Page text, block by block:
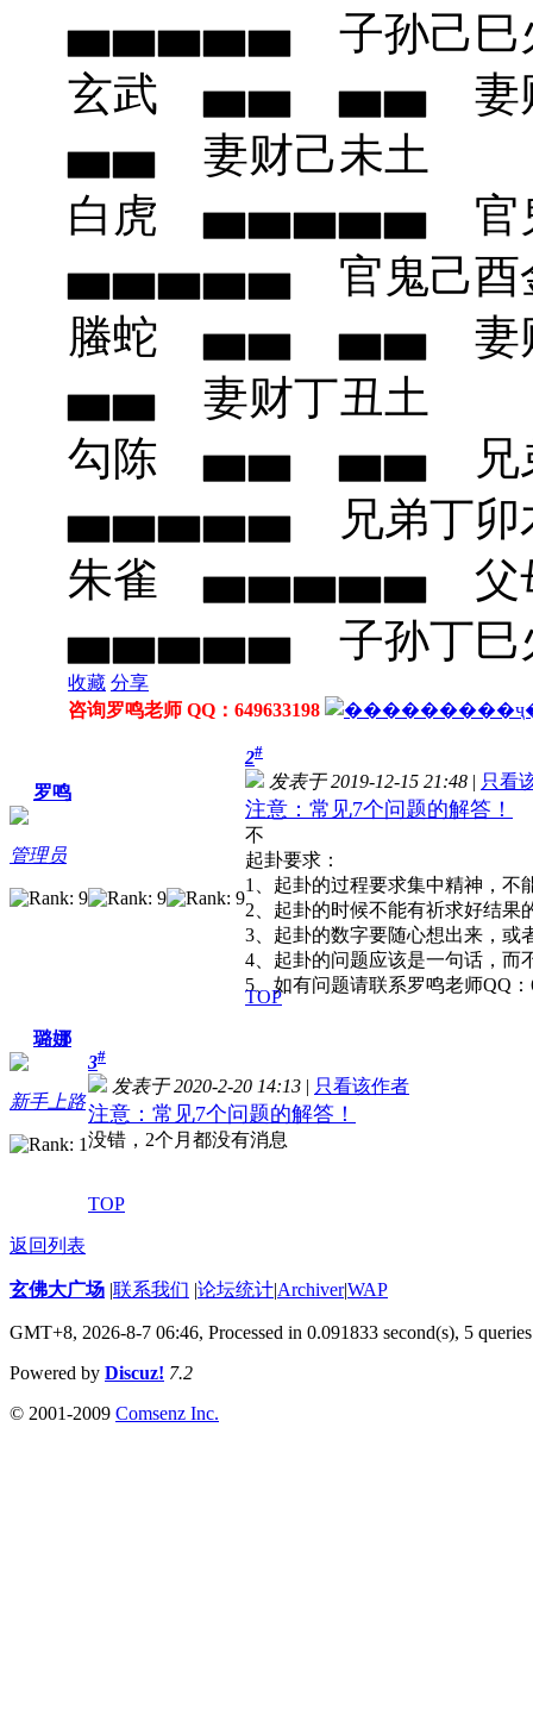
▅▅▅▅▅ 子孙己
玄武 ▅▅ ▅▅
▅▅ 妻财己未土
白虎 ▅▅▅▅▅
▅▅▅▅▅ 官鬼己酉
螣蛇 ▅▅ ▅▅
▅▅ 妻财丁丑土
勾陈 ▅▅ ▅▅ 兄
▅▅▅▅▅ 兄弟丁
朱雀 ▅▅▅▅▅
▅▅▅▅▅ 子孙丁巳
收藏 分享
咨询罗鸣老师 QQ：649633198
罗鸣
管理员
2#
发表于 2019-12-15 21:48 | 只看
注意：常见7个问题的解答！
不
起卦要求：
1、起卦的过程要求集中精神，不
2、起卦的时候不能有祈求好结果
3、起卦的数字要随心想出来，或
4、起卦的问题应该是一句话，而
5、如有问题请联系罗鸣老师QQ：
TOP
璐娜
新手上路
3#
发表于 2020-2-20 14:13 | 只看该作者
注意：常见7个问题的解答！
没错，2个月都没有消息
TOP
返回列表
玄佛大广场 |联系我们 |论坛统计|Archiver|WAP
GMT+8, 2026-8-7 06:46, Processed in 0.091833 second(s), 5 queries
Powered by Discuz! 7.2
© 2001-2009 Comsenz Inc.